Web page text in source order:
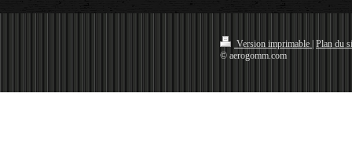
Version imprimable Plan du
© aerogomm.com